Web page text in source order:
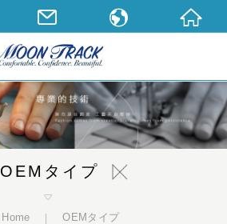
OEMタイプ
Home OEMタイプ
繁體中文
English
日本語